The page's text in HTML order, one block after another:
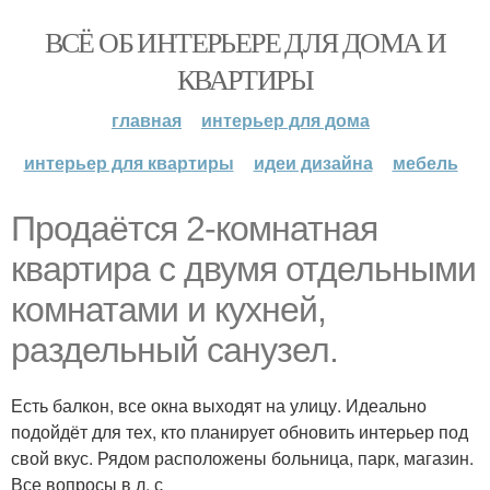
ВСЁ ОБ ИНТЕРЬЕРЕ ДЛЯ ДОМА И
КВАРТИРЫ
главная
интерьер для дома
интерьер для квартиры
идеи дизайна мебель
Продаётся 2-комнатная
квартира с двумя отдельными
комнатами и кухней,
раздельный санузел.
Есть балкон, все окна выходят на улицу. Идеально
подойдёт для тех, кто планирует обновить интерьер под
свой вкус. Рядом расположены больница, парк, магазин.
Все вопросы в л. с